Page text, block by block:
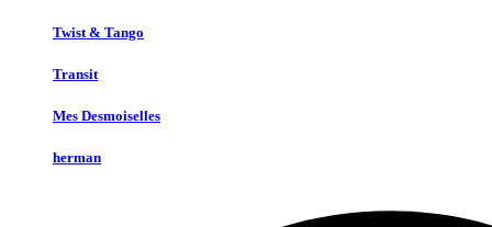
Twist & Tango
Transit
Mes Desmoiselles
herman